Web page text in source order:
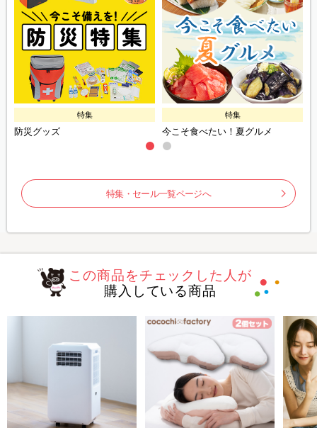
特集
防災グッズ
特集
今こそ食べたい！夏グルメ
特集・セール一覧ページへ
この商品をチェックした人が
購入している商品